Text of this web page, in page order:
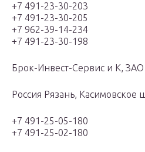
+7 491-23-30-203
+7 491-23-30-205
+7 962-39-14-234
+7 491-23-30-198
Брок-Инвест-Сервис и К, ЗАО
Россия Рязань, Касимовское
+7 491-25-05-180
+7 491-25-02-180